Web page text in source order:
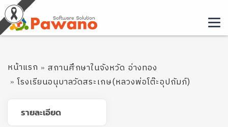
หน้าแรก
สถานศึกษาในจังหวัด อ่างทอง
โรงเรียนอนุบาลวัดสระเกษ(หลวงพ่อโต๊ะอุปถัมภ์)
รายละเอียด